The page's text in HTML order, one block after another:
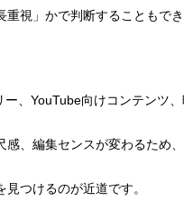
視」かで判断することもでき
、YouTube向けコンテンツ
、編集センスが変わるため
つけるのが近道です。